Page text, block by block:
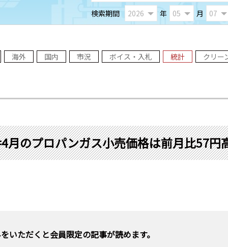
検索期間 年 月
海外 国内 市況 ボイス・入札 統計 クリー
月のプロパンガス小売価格は前月比57円
いただくと会員限定の記事が読めます。